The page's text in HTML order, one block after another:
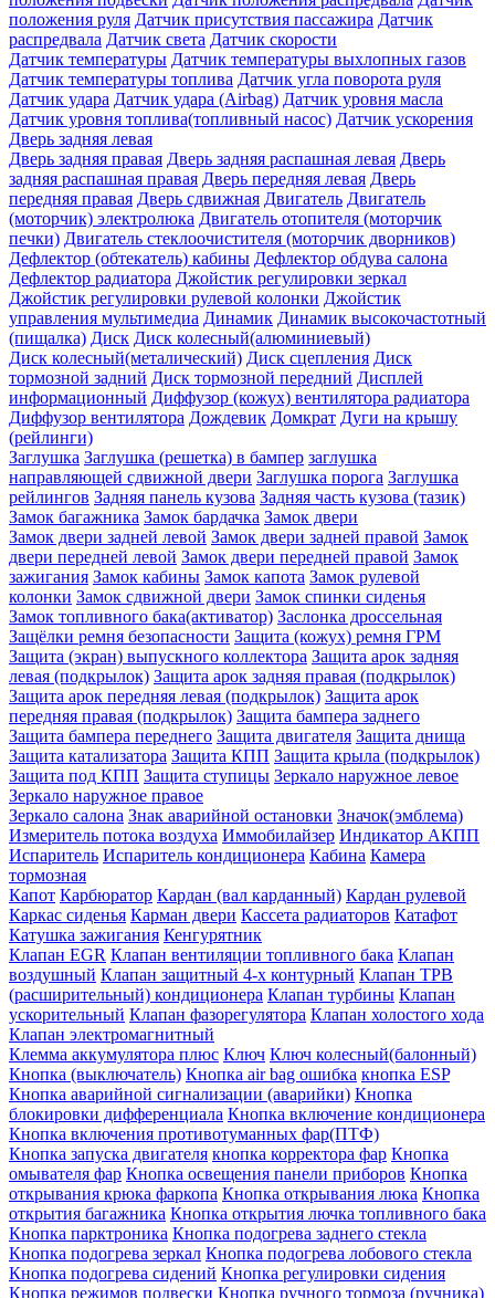
положения руля Датчик присутствия пассажира Датчик
распредвала Датчик света Датчик скорости
Датчик температуры Датчик температуры выхлопных газов
Датчик температуры топлива Датчик угла поворота руля
Датчик удара Датчик удара (Airbag) Датчик уровня масла
Датчик уровня топлива(топливный насос) Датчик ускорения
Дверь задняя левая
Дверь задняя правая Дверь задняя распашная левая Дверь
задняя распашная правая Дверь передняя левая Дверь
передняя правая Дверь сдвижная Двигатель Двигатель
(моторчик) электролюка Двигатель отопителя (моторчик
печки) Двигатель стеклоочистителя (моторчик дворников)
Дефлектор (обтекатель) кабины Дефлектор обдува салона
Дефлектор радиатора Джойстик регулировки зеркал
Джойстик регулировки рулевой колонки Джойстик
управления мультимедиа Динамик Динамик высокочастотный
(пищалка) Диск Диск колесный(алюминиевый)
Диск колесный(металический) Диск сцепления Диск
тормозной задний Диск тормозной передний Дисплей
информационный Диффузор (кожух) вентилятора радиатора
Диффузор вентилятора Дождевик Домкрат Дуги на крышу
(рейлинги)
Заглушка Заглушка (решетка) в бампер заглушка
направляющей сдвижной двери Заглушка порога Заглушка
рейлингов Задняя панель кузова Задняя часть кузова (тазик)
Замок багажника Замок бардачка Замок двери
Замок двери задней левой Замок двери задней правой Замок
двери передней левой Замок двери передней правой Замок
зажигания Замок кабины Замок капота Замок рулевой
колонки Замок сдвижной двери Замок спинки сиденья
Замок топливного бака(активатор) Заслонка дроссельная
Защёлки ремня безопасности Защита (кожух) ремня ГРМ
Защита (экран) выпускного коллектора Защита арок задняя
левая (подкрылок) Защита арок задняя правая (подкрылок)
Защита арок передняя левая (подкрылок) Защита арок
передняя правая (подкрылок) Защита бампера заднего
Защита бампера переднего Защита двигателя Защита днища
Защита катализатора Защита КПП Защита крыла (подкрылок)
Защита под КПП Защита ступицы Зеркало наружное левое
Зеркало наружное правое
Зеркало салона Знак аварийной остановки Значок(эмблема)
Измеритель потока воздуха Иммобилайзер Индикатор АКПП
Испаритель Испаритель кондиционера Кабина Камера
тормозная
Капот Карбюратор Кардан (вал карданный) Кардан рулевой
Каркас сиденья Карман двери Кассета радиаторов Катафот
Катушка зажигания Кенгурятник
Клапан EGR Клапан вентиляции топливного бака Клапан
воздушный Клапан защитный 4-х контурный Клапан ТРВ
(расширительный) кондиционера Клапан турбины Клапан
ускорительный Клапан фазорегулятора Клапан холостого хода
Клапан электромагнитный
Клемма аккумулятора плюс Ключ Ключ колесный(балонный)
Кнопка (выключатель) Кнопка air bag ошибка кнопка ESP
Кнопка аварийной сигнализации (аварийки) Кнопка
блокировки дифференциала Кнопка включение кондиционера
Кнопка включения противотуманных фар(ПТФ)
Кнопка запуска двигателя кнопка корректора фар Кнопка
омывателя фар Кнопка освещения панели приборов Кнопка
открывания крюка фаркопа Кнопка открывания люка Кнопка
открытия багажника Кнопка открытия лючка топливного бака
Кнопка парктроника Кнопка подогрева заднего стекла
Кнопка подогрева зеркал Кнопка подогрева лобового стекла
Кнопка подогрева сидений Кнопка регулировки сидения
Кнопка режимов подвески Кнопка ручного тормоза (ручника)